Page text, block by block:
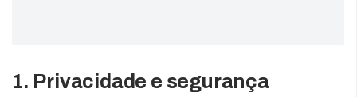
1. Privacidade e segurança